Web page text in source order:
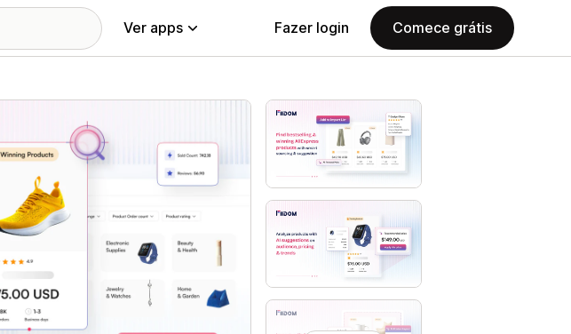
Ver apps Fazer login Comece grátis